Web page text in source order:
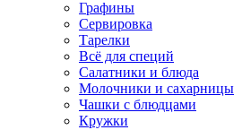
Графины
Сервировка
Тарелки
Всё для специй
Салатники и блюда
Молочники и сахарницы
Чашки с блюдцами
Кружки